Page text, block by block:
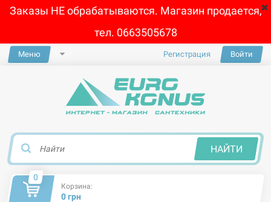
Заказы НЕ обрабатываются. Магазин продается,
тел. 0663505678
Меню Регистрация Войти
НАЙТИ
0
Корзина:
0 грн